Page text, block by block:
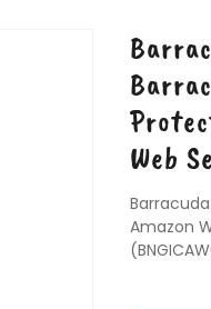
Web
Amazon